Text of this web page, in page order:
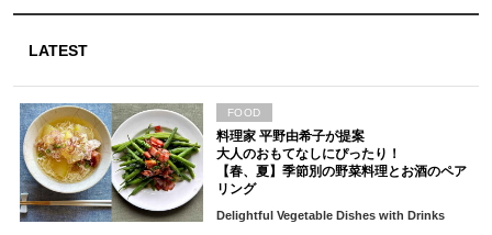
LATEST
料理家 平野由希子が提案
大人のおもてなしにぴったり！
【春、夏】季節別の野菜料理とお酒のペア
リング
Delightful Vegetable Dishes with Drinks
FOOD